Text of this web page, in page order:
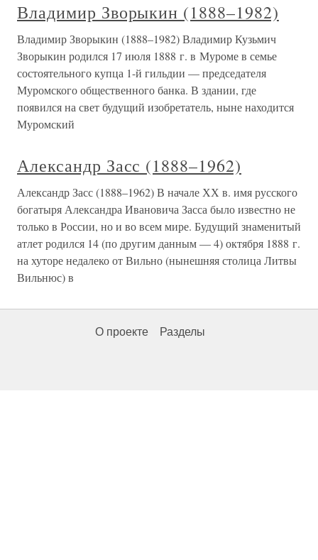
Владимир Зворыкин (1888–1982)
Владимир Зворыкин (1888–1982) Владимир Кузьмич
Зворыкин родился 17 июля 1888 г. в Муроме в семье
состоятельного купца 1-й гильдии — председателя
Муромского общественного банка. В здании, где
появился на свет будущий изобретатель, ныне находится
Муромский
Александр Засс (1888–1962)
Александр Засс (1888–1962) В начале ХХ в. имя русского
богатыря Александра Ивановича Засса было известно не
только в России, но и во всем мире. Будущий знаменитый
атлет родился 14 (по другим данным — 4) октября 1888 г.
на хуторе недалеко от Вильно (нынешняя столица Литвы
Вильнюс) в
О проекте Разделы